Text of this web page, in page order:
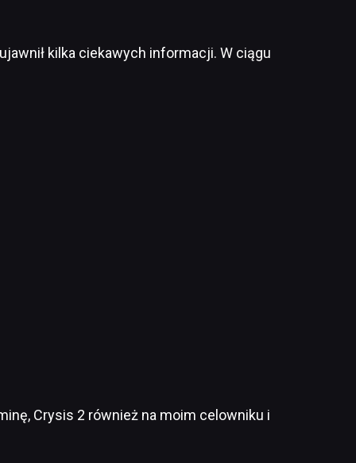
kilka ciekawych informacji. W ciągu
Crysis 2 również na moim celowniku i